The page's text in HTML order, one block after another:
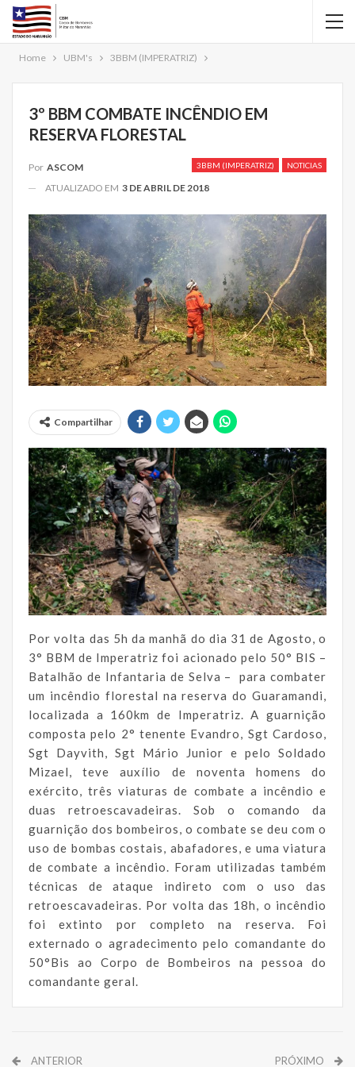
Home UBM's 3BBM (IMPERATRIZ)
3º BBM COMBATE INCÊNDIO EM
RESERVA FLORESTAL
3BBM (IMPERATRIZ) NOTICIAS
Por ASCOM
ATUALIZADO EM 3 DE ABRIL DE 2018
Compartilhar
Por volta das 5h da manhã do dia 31 de Agosto, o
3° BBM de Imperatriz foi acionado pelo 50° BIS –
Batalhão de Infantaria de Selva – para combater
um incêndio florestal na reserva do Guaramandi,
localizada a 160km de Imperatriz. A guarnição
composta pelo 2° tenente Evandro, Sgt Cardoso,
Sgt Dayvith, Sgt Mário Junior e pelo Soldado
Mizael, teve auxílio de noventa homens do
exército, três viaturas de combate a incêndio e
duas retroescavadeiras. Sob o comando da
guarnição dos bombeiros, o combate se deu com o
uso de bombas costais, abafadores, e uma viatura
de combate a incêndio. Foram utilizadas também
técnicas de ataque indireto com o uso das
retroescavadeiras. Por volta das 18h, o incêndio
foi extinto por completo na reserva. Foi
externado o agradecimento pelo comandante do
50°Bis ao Corpo de Bombeiros na pessoa do
comandante geral.
ANTERIOR PRÓXIMO